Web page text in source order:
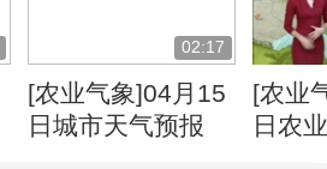
02:17
[农业气象]04月15
日城市天气预报
[农业
日农